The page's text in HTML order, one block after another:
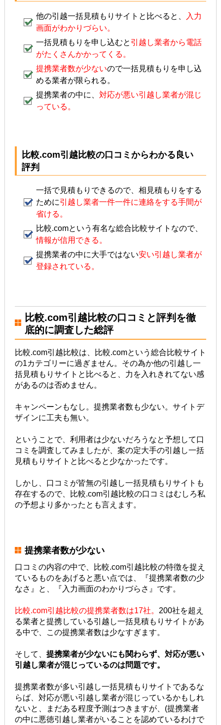
他の引越一括見積もりサイトと比べると、
入力
画面がわかりづらい。
一括見積もりを申し込むと 引越し業者から電話
がたくさんかかってくる。
提携業者数が少ないので一括見積もりを申し込
める業者が限られる。
提携業者の中に、 対応が悪い引越し業者が混じ
っている。
比較.com引越比較の口コミからわかる良い
評判
一括で見積もりできるので、相見積もりをする
ために引越し業者一件一件に連絡をする手間が
省ける。
比較.comという有名な総合比較サイトなので、
情報が信用できる。
提携業者の中に大手ではない安い引越し業者が
登録されている。
比較.com引越比較の口コミと評判を徹
底的に調査した総評
比較.com引越比較は、比較.comという総合比較サイト
の1カテゴリーに過ぎません。その為か他の引越し一
括見積もりサイトと比べると、力を入れきれてない感
があるのは否めません。
キャンペーンもなし。提携業者数も少ない。サイトデ
ザインに工夫も無い。
ということで、利用者は少ないだろうなと予想して口
コミを調査してみましたが、案の定大手の引越し一括
見積もりサイトと比べると少なかったです。
しかし、口コミが皆無の引越し一括見積もりサイトも
存在するので、比較.com引越比較の口コミはむしろ私
の予想より多かったとも言えます。
提携業者数が少ない
口コミの内容の中で、比較.com引越比較の特徴を捉え
ているものをあげると悪い点では、『提携業者数の少
なさ』と、『入力画面のわかりづらさ』です。
比較.com引越比較の提携業者数は17社。 200社を超え
る業者と提携している引越し一括見積もりサイトがあ
る中で、この提携業者数は少なすぎます。
そして、 提携業者が少ないにも関わらず、対応が悪い
引越し業者が混じっているのは問題です。
提携業者数が多い引越し一括見積もりサイトであるな
らば、対応が悪い引越し業者が混じっているかもしれ
ないと、まだある程度予測はつきますが、(提携業者
の中に悪徳引越し業者がいることを認めているわけで